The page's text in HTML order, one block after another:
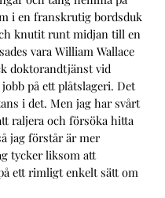
i en franskrutig bordsduk
knutit runt midjan till en
vara William Wallace
doktorandtjänst vid
på ett plåtslageri. Det
i det. Men jag har svårt
raljera och försöka hitta
jag förstår är mer
tycker liksom att
ett rimligt enkelt sätt om